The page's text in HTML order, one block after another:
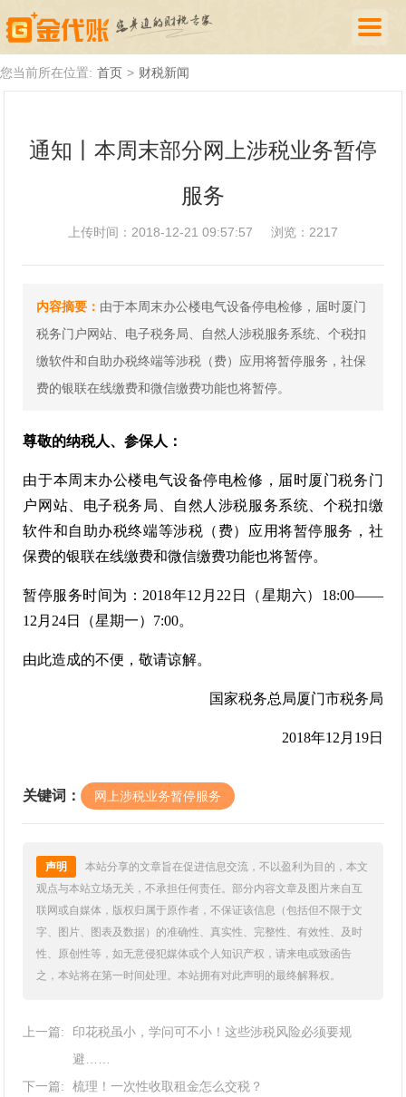
代理记账
厦门落户
财税新闻
关于我们
诚聘英才
您当前所在位置: 首页 > 财税新闻
通知丨本周末部分网上涉税业务暂停
服务
上传时间：2018-12-21 09:57:57 浏览：2217
内容摘要： 由于本周末办公楼电气设备停电检修，届时厦门
税务门户网站、电子税务局、自然人涉税服务系统、个税扣
缴软件和自助办税终端等涉税（费）应用将暂停服务，社保
费的银联在线缴费和微信缴费功能也将暂停。
尊敬的纳税人、参保人：
由于本周末办公楼电气设备停电检修，届时厦门税务门
户网站、电子税务局、自然人涉税服务系统、个税扣缴
软件和自助办税终端等涉税（费）应用将暂停服务，社
保费的银联在线缴费和微信缴费功能也将暂停。
暂停服务时间为：2018年12月22日（星期六）18:00——
12月24日（星期一）7:00。
由此造成的不便，敬请谅解。
国家税务总局厦门市税务局
2018年12月19日
关键词： 网上涉税业务暂停服务
声明
本站分享的文章旨在促进信息交流，不以盈利为目的，本文
观点与本站立场无关，不承担任何责任。部分内容文章及图片来自互
联网或自媒体，版权归属于原作者，不保证该信息（包括但不限于文
字、图片、图表及数据）的准确性、真实性、完整性、有效性、及时
性、原创性等，如无意侵犯媒体或个人知识产权，请来电或致函告
之，本站将在第一时间处理。本站拥有对此声明的最终解释权。
上一篇:
印花税虽小，学问可不小！这些涉税风险必须要规
避……
下一篇:
梳理！一次性收取租金怎么交税？